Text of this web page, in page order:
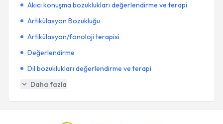
Akıcı konuşma bozuklukları değerlendirme ve terapi
Artikülasyon Bozukluğu
Artikülasyon/fonoloji terapisi
Değerlendirme
Dil bozuklukları değerlendirme ve terapi
Daha fazla